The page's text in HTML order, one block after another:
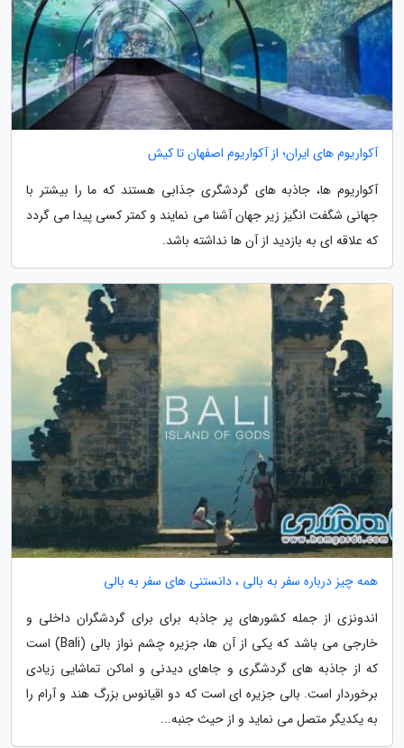
آکواریوم های ایران؛ از آکواریوم اصفهان تا کیش
آکواریوم ها، جاذبه های گردشگری جذابی هستند که ما را بیشتر با
جهانی شگفت انگیز زیر جهان آشنا می نمایند و کمتر کسی پیدا می گردد
که علاقه ای به بازدید از آن ها نداشته باشد.
همه چیز درباره سفر به بالی ، دانستنی های سفر به بالی
اندونزی از جمله کشورهای پر جاذبه برای برای گردشگران داخلی و
خارجی می باشد که یکی از آن ها، جزیره چشم نواز بالی (Bali) است
که از جاذبه های گردشگری و جاهای دیدنی و اماکن تماشایی زیادی
برخوردار است. بالی جزیره ای است که دو اقیانوس بزرگ هند و آرام را
به یکدیگر متصل می نماید و از حیث جنبه...